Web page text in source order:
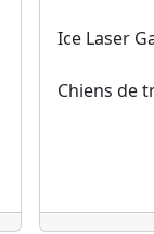
Ice Laser
Chiens de